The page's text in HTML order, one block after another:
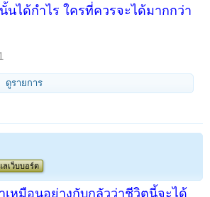
นได้กำไร ใครที่ควรจะได้มากกว่า
ดูรายการ
ลเว็บบอร์ด
หมือนอย่างกับกลัวว่าชีวิตนี้จะได้